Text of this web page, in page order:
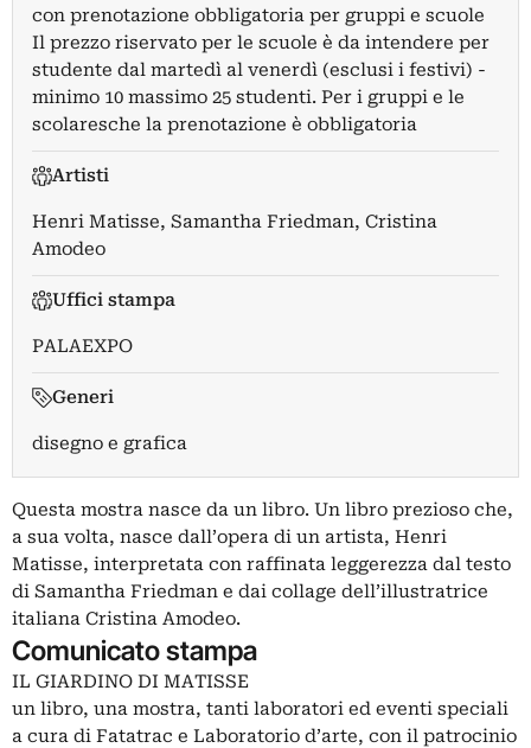
con prenotazione obbligatoria per gruppi e scuole
Il prezzo riservato per le scuole è da intendere per
studente dal martedì al venerdì (esclusi i festivi) -
minimo 10 massimo 25 studenti. Per i gruppi e le
scolaresche la prenotazione è obbligatoria
Artisti
Henri Matisse, Samantha Friedman, Cristina
Amodeo
Uffici stampa
PALAEXPO
Generi
disegno e grafica
Questa mostra nasce da un libro. Un libro prezioso che,
a sua volta, nasce dall’opera di un artista, Henri
Matisse, interpretata con raffinata leggerezza dal testo
di Samantha Friedman e dai collage dell’illustratrice
italiana Cristina Amodeo.
Comunicato stampa
IL GIARDINO DI MATISSE
un libro, una mostra, tanti laboratori ed eventi speciali
a cura di Fatatrac e Laboratorio d’arte, con il patrocinio